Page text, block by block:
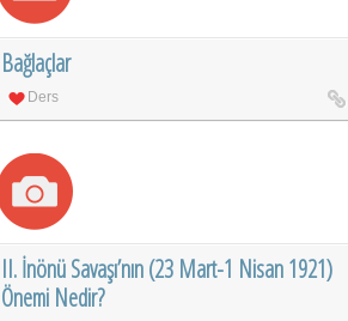
Bağlaçlar
Ders
II. İnönü Savaşı’nın (23 Mart-1 Nisan 1921)
Önemi Nedir?